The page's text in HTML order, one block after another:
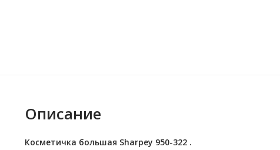
Описание
Косметичка большая Sharpey 950-322 .